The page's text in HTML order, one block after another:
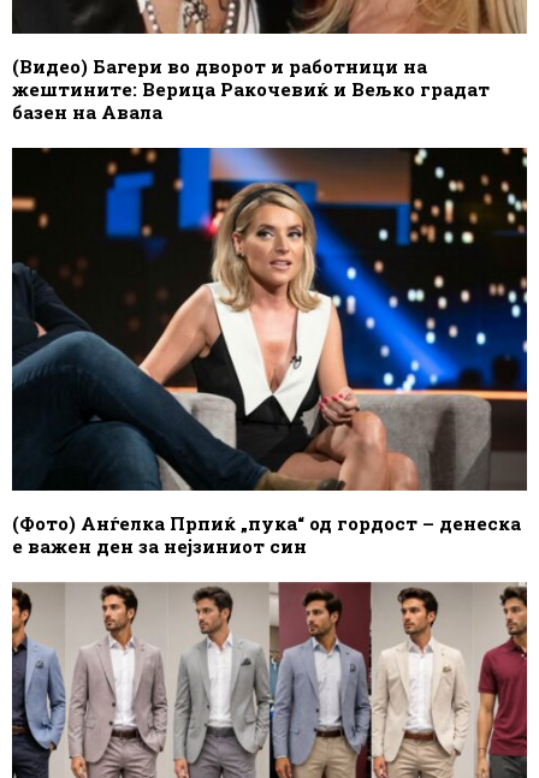
(Видео) Багери во дворот и работници на
жештините: Верица Ракочевиќ и Вељко градат
базен на Авала
(Фото) Анѓелка Прпиќ „пука“ од гордост – денеска
е важен ден за нејзиниот син